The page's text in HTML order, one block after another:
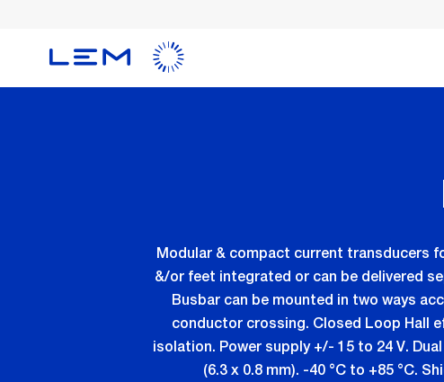
Modular & compact current transducers
&/or feet integrated or can be delivered
Busbar can be mounted in two ways
conductor crossing. Closed Loop Hall
isolation. Power supply +/- 15 to 24 V.
(6.3 x 0.8 mm). -40 °C to +85 °C.